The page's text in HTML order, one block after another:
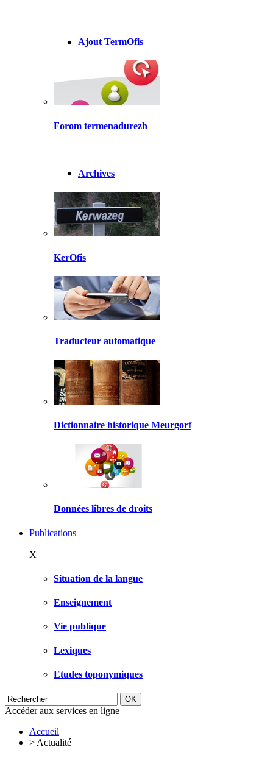
Ajout TermOfis
Forom termenadurezh
Archives
KerOfis
Traducteur automatique
Dictionnaire historique Meurgorf
Données libres de droits
Publications
X
Situation de la langue
Enseignement
Vie publique
Lexiques
Etudes toponymiques
Accéder aux services en ligne
Accueil
> Actualité